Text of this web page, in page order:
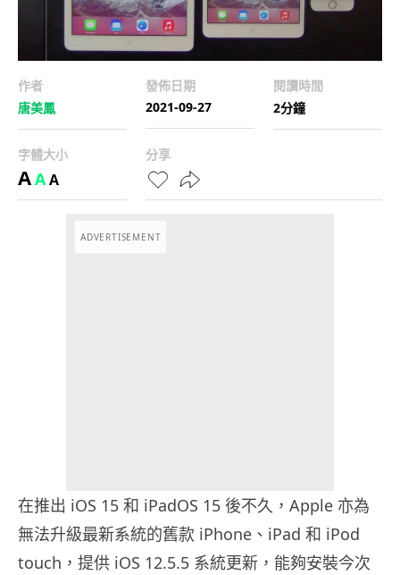
作者
唐美鳳
發佈日期
2021-09-27
閱讀時間
2分鐘
字體大小
AAA
分享
ADVERTISEMENT
在推出 iOS 15 和 iPadOS 15 後不久，Apple 亦為
無法升級最新系統的舊款 iPhone、iPad 和 iPod
touch，提供 iOS 12.5.5 系統更新，能夠安裝今次